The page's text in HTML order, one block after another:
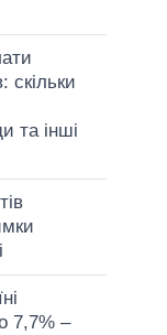
скільки
та інші
7,7% –